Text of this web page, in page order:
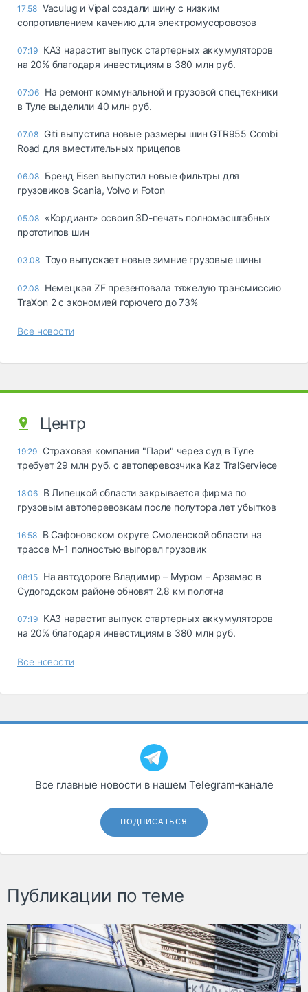
17:58 Vaculug и Vipal создали шину с низким
сопротивлением качению для электромусоровозов
07:19 КАЗ нарастит выпуск стартерных аккумуляторов
на 20% благодаря инвестициям в 380 млн руб.
07:06 На ремонт коммунальной и грузовой спецтехники
в Туле выделили 40 млн руб.
07.08 Giti выпустила новые размеры шин GTR955 Combi
Road для вместительных прицепов
06.08 Бренд Eisen выпустил новые фильтры для
грузовиков Scania, Volvo и Foton
05.08 «Кордиант» освоил 3D-печать полномасштабных
прототипов шин
03.08 Toyo выпускает новые зимние грузовые шины
02.08 Немецкая ZF презентовала тяжелую трансмиссию
TraXon 2 с экономией горючего до 73%
Все новости
Центр
19:29 Страховая компания "Пари" через суд в Туле
требует 29 млн руб. с автоперевозчика Kaz TralServiece
18:06 В Липецкой области закрывается фирма по
грузовым автоперевозкам после полутора лет убытков
16:58 В Сафоновском округе Смоленской области на
трассе М-1 полностью выгорел грузовик
08:15 На автодороге Владимир – Муром – Арзамас в
Судогодском районе обновят 2,8 км полотна
07:19 КАЗ нарастит выпуск стартерных аккумуляторов
на 20% благодаря инвестициям в 380 млн руб.
Все новости
Все главные новости в нашем Telegram‑канале
ПОДПИСАТЬСЯ
Публикации по теме